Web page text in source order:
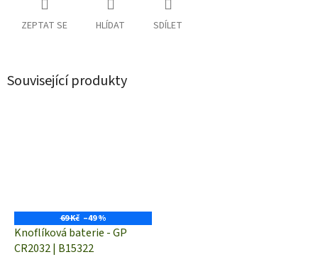
ZEPTAT SE HLÍDAT SDÍLET
Související produkty
69 Kč –49 %
Knoflíková baterie - GP
CR2032 | B15322